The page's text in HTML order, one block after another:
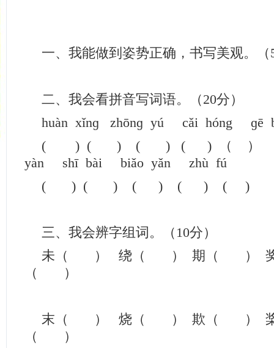
一、我能做到姿势正确，书写美观。（
二、我会看拼音写词语。（20分）
huàn xǐnɡ zhōnɡ yú cǎi hóng
( ) ( ) ( ) ( ) （ ） dù
yàn shī bài biǎo yǎn zhù fú
( ) ( ) ( ) ( ) ( )
三、我会辨字组词。（10分）
未（ ） 绕（ ） 期（ ）
（ ）
末（ ） 烧（ ） 欺（ ）
（ ）